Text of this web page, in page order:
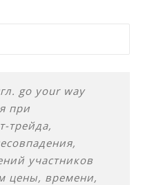
go your way
при
трейда,
участников
цены, времени,